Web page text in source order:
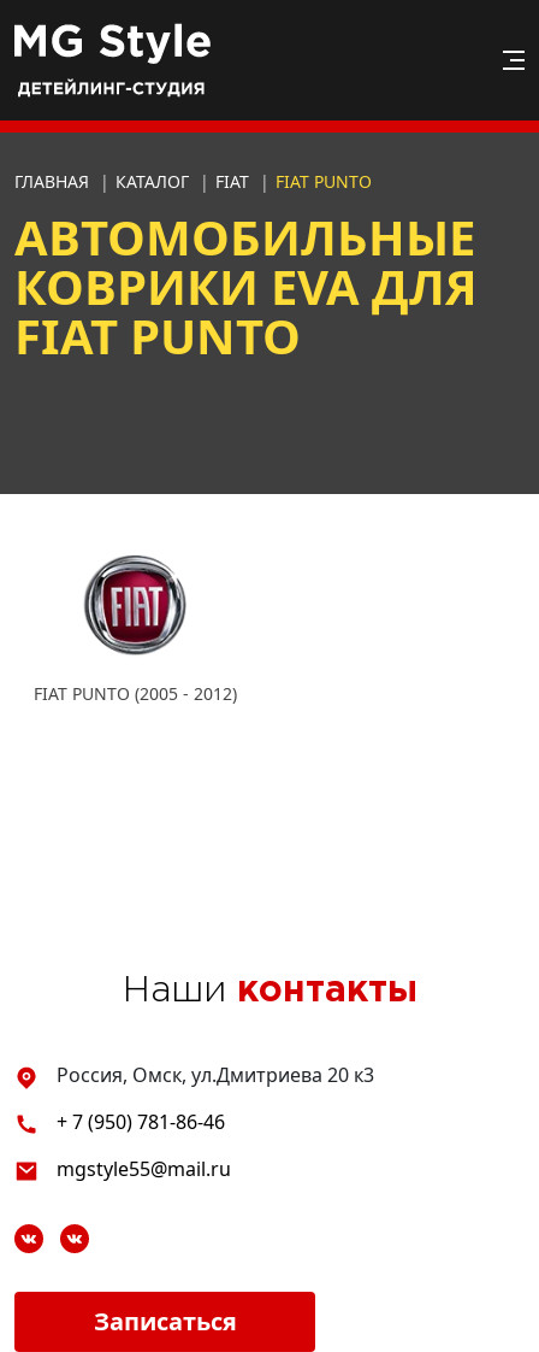
ГЛАВНАЯ | КАТАЛОГ | FIAT | FIAT PUNTO
АВТОМОБИЛЬНЫЕ
КОВРИКИ EVA ДЛЯ
FIAT PUNTO
FIAT PUNTO (2005 - 2012)
Наши контакты
Россия, Омск, ул.Дмитриева 20 к3
+ 7 (950) 781-86-46
mgstyle55@mail.ru
Записаться